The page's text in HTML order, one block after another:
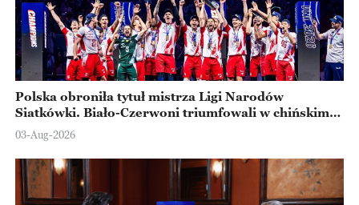
Polska obroniła tytuł mistrza Ligi Narodów
Siatkówki. Biało-Czerwoni triumfowali w chińskim
Ningbo
03-Aug-2026